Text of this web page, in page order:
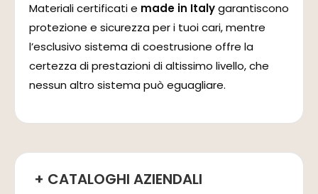
Materiali certificati e made in Italygarantiscono
protezione e sicurezza per i tuoi cari, mentre
l’esclusivo sistema di coestrusione offre la
certezza di prestazioni di altissimo livello, che
nessun altro sistema può eguagliare.
+ CATALOGHI AZIENDALI